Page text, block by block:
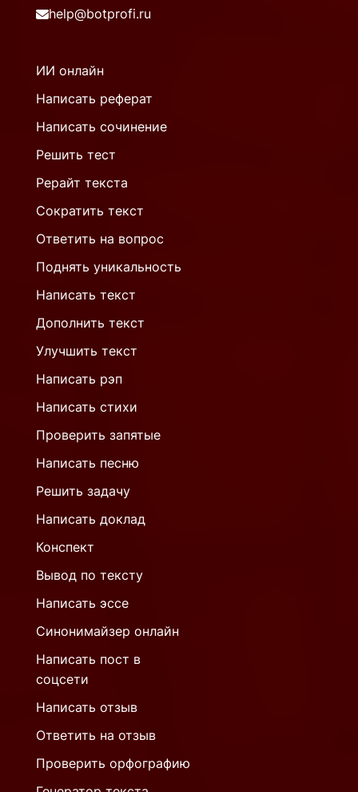
help@botprofi.ru
ИИ онлайн
Написать реферат
Написать сочинение
Решить тест
Рерайт текста
Сократить текст
Ответить на вопрос
Поднять уникальность
Написать текст
Дополнить текст
Улучшить текст
Написать рэп
Написать стихи
Проверить запятые
Написать песню
Решить задачу
Написать доклад
Конспект
Вывод по тексту
Написать эссе
Синонимайзер онлайн
Написать пост в
соцсети
Написать отзыв
Ответить на отзыв
Проверить орфографию